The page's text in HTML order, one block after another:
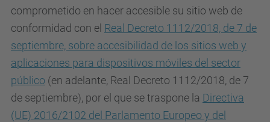
comprometido en hacer accesible su sitio web de
conformidad con el Real Decreto 1112/2018, de 7 de
septiembre, sobre accesibilidad de los sitios web y
aplicaciones para dispositivos móviles del sector
público (en adelante, Real Decreto 1112/2018, de 7
de septiembre), por el que se traspone la Directiva
(UE) 2016/2102 del Parlamento Europeo y del